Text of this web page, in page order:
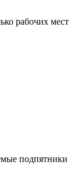
рабочих мест
подпятники